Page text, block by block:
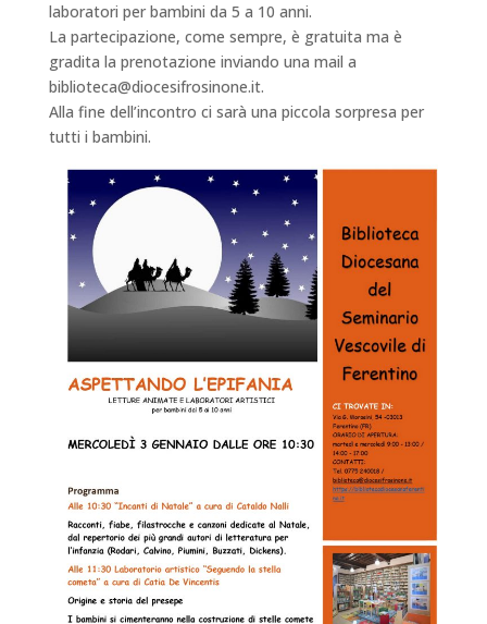
laboratori per bambini da 5 a 10 anni.
La partecipazione, come sempre, è gratuita ma è
gradita la prenotazione inviando una mail a
biblioteca@diocesifrosinone.it.
Alla fine dell’incontro ci sarà una piccola sorpresa per
tutti i bambini.